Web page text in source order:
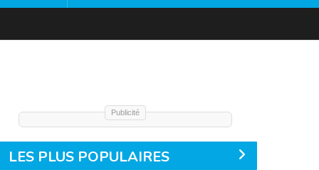
Publicité
LES PLUS POPULAIRES